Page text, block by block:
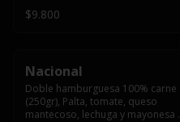
brioche y acompañado de papas
fritas.
$9.800
Nacional
Doble hamburguesa 100% carne
(250gr), Palta, tomate, queso
mantecoso, lechuga y mayonesa